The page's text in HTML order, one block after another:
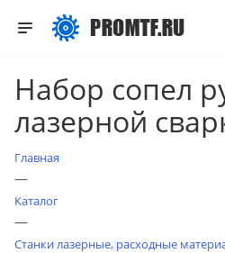
Набор сопел
лазерной
Главная
—
Каталог
—
Станки лазерные, расходные